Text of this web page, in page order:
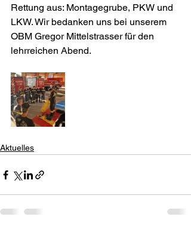
Rettung aus: Montagegrube, PKW und
LKW. Wir bedanken uns bei unserem
OBM Gregor Mittelstrasser für den
lehrreichen Abend.
Aktuelles